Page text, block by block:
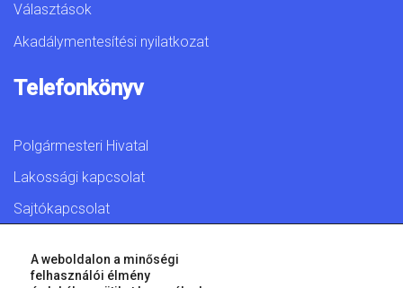
Választások
Akadálymentesítési nyilatkozat
Telefonkönyv
Polgármesteri Hivatal
Lakossági kapcsolat
Sajtókapcsolat
A weboldalon a minőségi
felhasználói élmény